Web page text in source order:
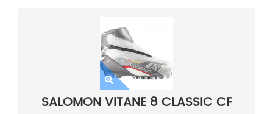
SALOMON VITANE 8 CLASSIC CF